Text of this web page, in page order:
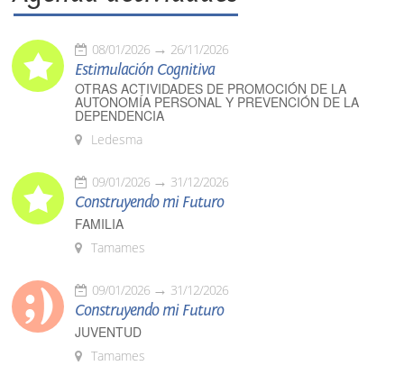
08/01/2026 26/11/2026
Estimulación Cognitiva
OTRAS ACTIVIDADES DE PROMOCIÓN DE LA
AUTONOMÍA PERSONAL Y PREVENCIÓN DE LA
DEPENDENCIA
Ledesma
09/01/2026 31/12/2026
Construyendo mi Futuro
FAMILIA
Tamames
09/01/2026 31/12/2026
Construyendo mi Futuro
JUVENTUD
Tamames